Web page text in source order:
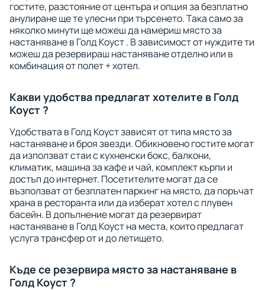
гостите, разстояние от центъра и опция за безплатно
анулиране ще те улесни при търсенето. Така само за
няколко минути ще можеш да намериш място за
настаняване в Голд Коуст . В зависимост от нуждите ти
можеш да резервираш настаняване отделно или в
комбинация от полет + хотел.
Какви удобства предлагат хотелите в Голд
Коуст ?
Удобствата в Голд Коуст зависят от типа място за
настаняване и броя звезди. Обикновено гостите могат
да използват стаи с кухненски бокс, балкони,
климатик, машина за кафе и чай, комплект кърпи и
достъп до интернет. Посетителите могат да се
възползват от безплатен паркинг на място, да поръчат
храна в ресторанта или да изберат хотел с плувен
басейн. В допълнение могат да резервират
настаняване в Голд Коуст на места, които предлагат
услуга трансфер от и до летището.
Къде се резервира място за настаняване в
Голд Коуст ?